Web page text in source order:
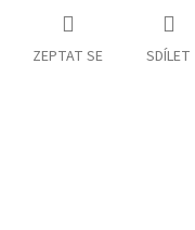
ZEPTAT SE SDÍLET